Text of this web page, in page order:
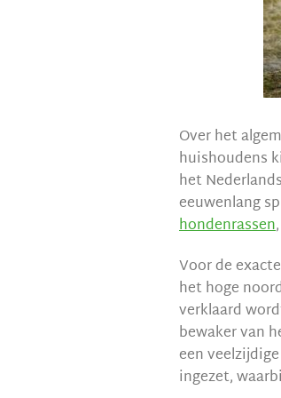
Over het
huishoudens
het
eeuwenlang
hondenrassen
Voor de
het hoge
verklaard
bewaker van
een
ingezet,